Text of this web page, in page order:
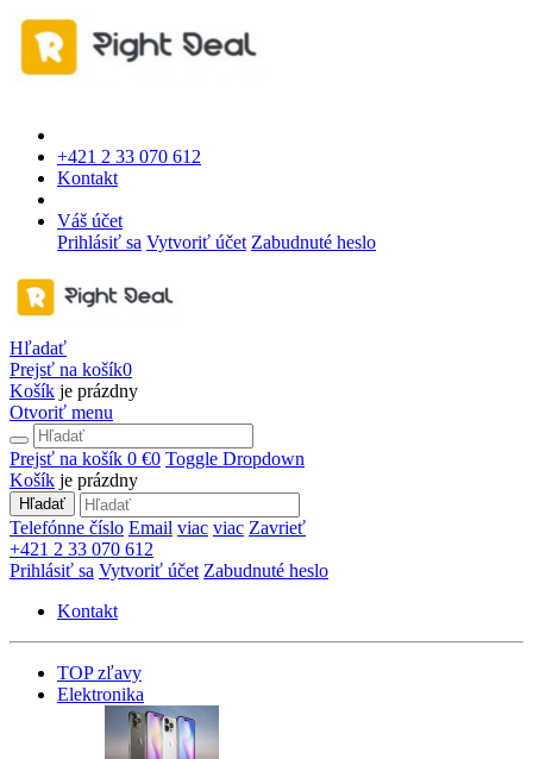
+421 2 33 070 612
Kontakt
Váš účet
Prihlásiť sa Vytvoriť účet Zabudnuté heslo
Hľadať
Prejsť na košík0
Košík je prázdny
Otvoriť menu
Prejsť na košík 0 €0 Toggle Dropdown
Košík je prázdny
Hľadať
Telefónne číslo Email viac viac Zavrieť
+421 2 33 070 612
Prihlásiť sa Vytvoriť účet Zabudnuté heslo
Kontakt
TOP zľavy
Elektronika